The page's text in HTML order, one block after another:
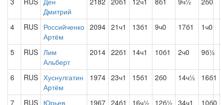
Дмитрий
4 RUS Российченко
Артём
2094 21ч1 13б1 9ч0 17б1 1ч0
5 RUS Лим
Альберт
2014 22б1 14ч1 10б1 2ч0 9б½
6 RUS Хуснулгатин
Артём
1974 23ч1 15б1 2б0 14ч½ 16б1
7 RUS Юрьев
1967 24б1 16ч½ 12б½ 34ч1 10б0